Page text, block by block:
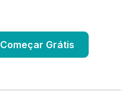
Começar Grátis